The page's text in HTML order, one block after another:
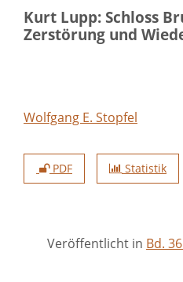
Kurt Lupp: Schloss
Zerstörung und
Wolfgang E. Stopfel
PDF Statistik
Veröffentlicht in Bd.